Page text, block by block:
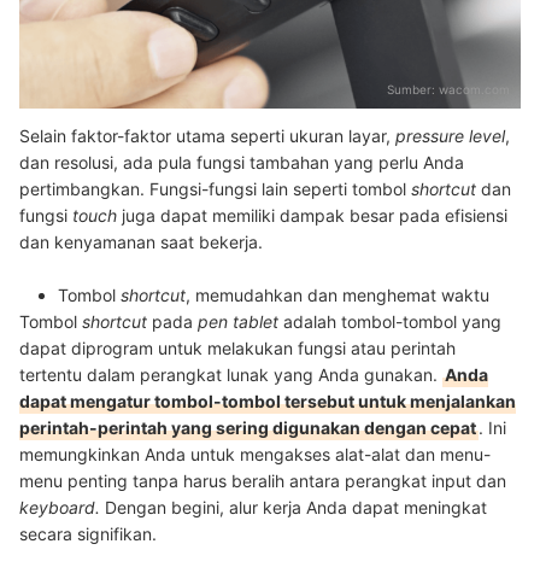
Sumber: wacom.com
Selain faktor-faktor utama seperti ukuran layar, pressure level,
dan resolusi, ada pula fungsi tambahan yang perlu Anda
pertimbangkan. Fungsi-fungsi lain seperti tombol shortcut dan
fungsi touch juga dapat memiliki dampak besar pada efisiensi
dan kenyamanan saat bekerja.
Tombol shortcut, memudahkan dan menghemat waktu
Tombol shortcut pada pen tablet adalah tombol-tombol yang
dapat diprogram untuk melakukan fungsi atau perintah
tertentu dalam perangkat lunak yang Anda gunakan. Anda
dapat mengatur tombol-tombol tersebut untuk menjalankan
perintah-perintah yang sering digunakan dengan cepat. Ini
memungkinkan Anda untuk mengakses alat-alat dan menu-
menu penting tanpa harus beralih antara perangkat input dan
keyboard. Dengan begini, alur kerja Anda dapat meningkat
secara signifikan.